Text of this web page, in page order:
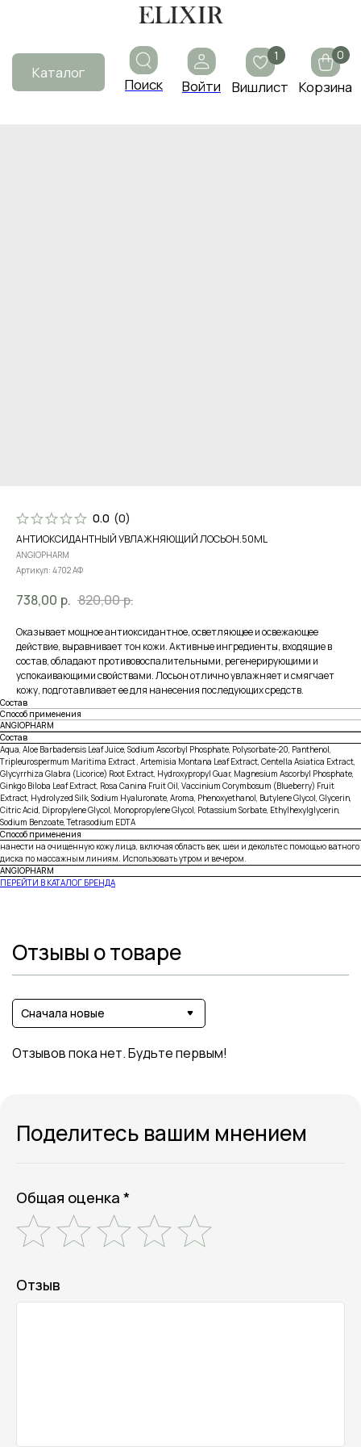
Поиск
Каталог
Войти Вишлист
0.0 (0)
АНТИОКСИДАНТНЫЙ УВЛАЖНЯЮЩИЙ ЛОСЬОН.50ML
ANGIOPHARM
Артикул: 4702 АФ
738,00 р. 820,00р.
Оказывает мощное антиоксидантное, осветляющее и освежающее
действие, выравнивает тон кожи. Активные ингредиенты, входящие в
состав, обладают противовоспалительными, регенерирующими и
успокаивающими свойствами. Лосьон отлично увлажняет и смягчает
кожу, подготавливает ее для нанесения последующих средств.
Состав
Способ применения
ANGIOPHARM
Состав
Aqua, Aloe Barbadensis Leaf Juice, Sodium Ascorbyl Phosphate, Polysorbatе-20, Panthenol,
Tripleurospermum Maritima Extract , Artemisia Montana Leaf Extract, Centella Asiatica Extract,
Glycyrrhiza Glabra (Licorice) Root Extract, Hydroxypropyl Guar, Magnesium Ascorbyl Phosphate,
Ginkgo Biloba Leaf Extract, Rosa Canina Fruit Oil, Vaccinium Corymbosum (Blueberry) Fruit
Extract, Hydrolyzed Silk, Sodium Hyaluronate, Aroma, Phenoxyethanol, Butylene Glycol, Glycerin,
Citric Acid, Dipropylene Glycol, Monopropylene Glycol, Potassium Sorbate, Ethylhexylglycerin,
Sodium Benzoate, Tetrasodium EDTA
Способ применения
нанести на очищенную кожу лица, включая область век, шеи и декольте с помощью ватного
диска по массажным линиям. Использовать утром и вечером.
ANGIOPHARM
ПЕРЕЙТИ В КАТАЛОГ БРЕНДА
Отзывы о товаре
Сначала новые
Отзывов пока нет. Будьте первым!
Поделитесь вашим мнением
Общая оценка *
Отзыв
ухода за собой